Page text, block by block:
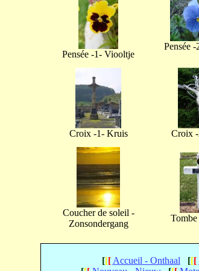
Pensée -1- Viooltje
Pensée
Croix -1- Kruis Croix
Coucher de soleil -
Zonsondergang
[[[ Accueil - Onthaal [[[